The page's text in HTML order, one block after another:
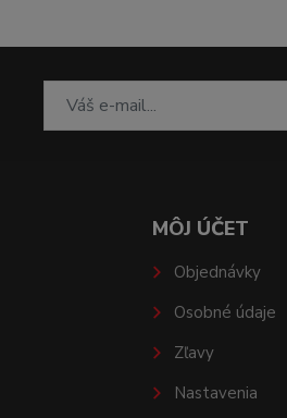
MÔJ ÚČET
Objednávky
Osobné údaje
Zľavy
Nastavenia